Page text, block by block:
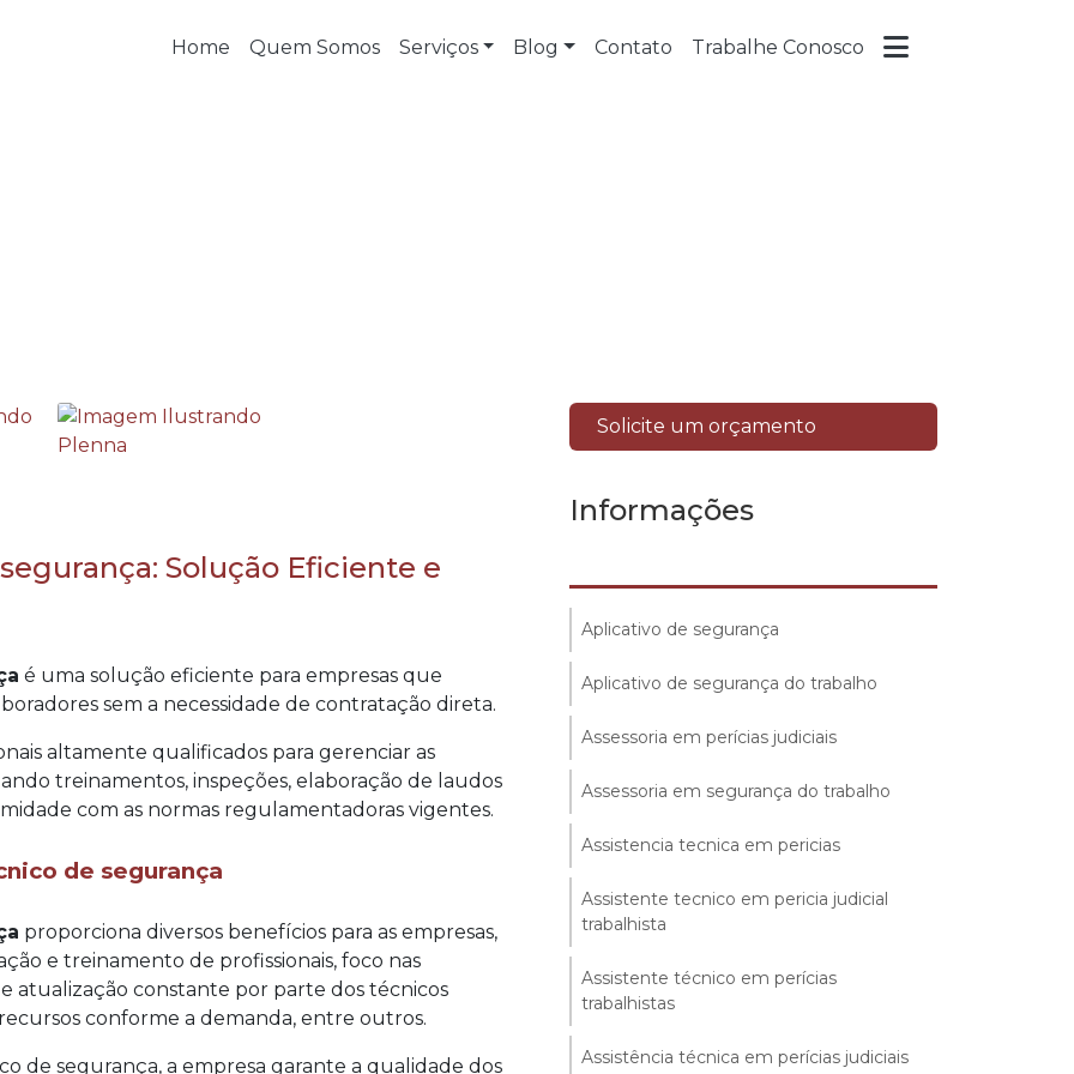
Home Quem Somos Serviços Blog Contato Trabalhe Conosco
Solução Eficiente e
é uma solução eficiente para empresas que
sem a necessidade de contratação direta.
altamente qualificados para gerenciar as
treinamentos, inspeções, elaboração de laudos
com as normas regulamentadoras vigentes.
de segurança
proporciona diversos benefícios para as empresas,
e treinamento de profissionais, foco nas
atualização constante por parte dos técnicos
conforme a demanda, entre outros.
de segurança, a empresa garante a qualidade dos
Solicite um orçamento
Informações
Aplicativo de segurança
Aplicativo de segurança do trabalho
Assessoria em perícias judiciais
Assessoria em segurança do trabalho
Assistencia tecnica em pericias
Assistente tecnico em pericia judicial
trabalhista
Assistente técnico em perícias
trabalhistas
Assistência técnica em perícias judiciais